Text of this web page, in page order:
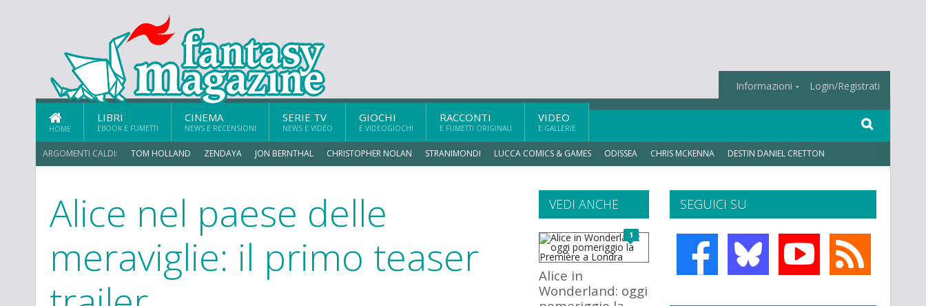
Informazioni Login/Registrati
HOME
LIBRI
EBOOK E FUMETTI
CINEMA
NEWS E RECENSIONI
SERIE TV
NEWS E VIDEO
GIOCHI
E VIDEOGIOCHI
RACCONTI
E FUMETTI ORIGINALI
VIDEO
E GALLERIE
ARGOMENTI CALDI: TOM HOLLAND ZENDAYA JON BERNTHAL CHRISTOPHER NOLAN STRANIMONDI LUCCA COMICS & GAMES ODISSEA CHRIS MCKENNA DESTIN DANIEL CRETTON
ERIK SOMMERS
Alice nel paese delle
meraviglie: il primo teaser
SEGUICI SU
VEDI ANCHE
1
Alice in
Wonderland: oggi